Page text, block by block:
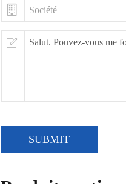
SUBMIT